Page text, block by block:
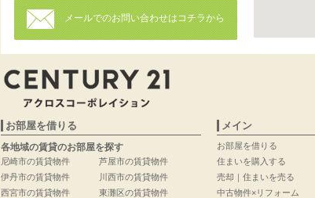
メールでのお問い合わせはコチラから
お部屋を借りる
各地域の賃貸のお部屋を探す
尼崎市の賃貸物件
伊丹市の賃貸物件
西宮市の賃貸物件
芦屋市の賃貸物件
川西市の賃貸物件
東灘区の賃貸物件
メイン
お部屋を借りる
住まいを購入する
売却｜住まいを売る
中古物件×リフォーム